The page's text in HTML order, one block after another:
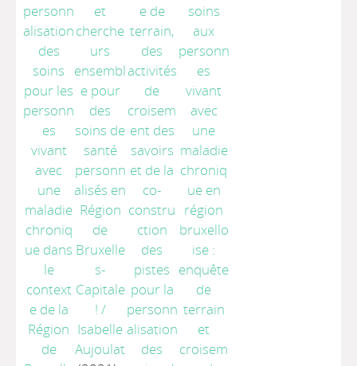
personn
alisation
des
soins
pour les
personn
es
vivant
avec
une
maladie
chroniq
ue dans
le
context
e de la
Région
de
et
cherche
urs
ensembl
e pour
des
soins de
santé
personn
alisés en
Région
de
Bruxelle
s-
Capitale
! /
Isabelle
Aujoulat
e de
terrain,
des
activités
de
croisem
ent des
savoirs
et de la
co-
constru
ction
des
pistes
pour la
personn
alisation
des
soins
aux
personn
es
vivant
avec
une
maladie
chroniq
ue en
région
bruxello
ise :
enquête
de
terrain
et
croisem